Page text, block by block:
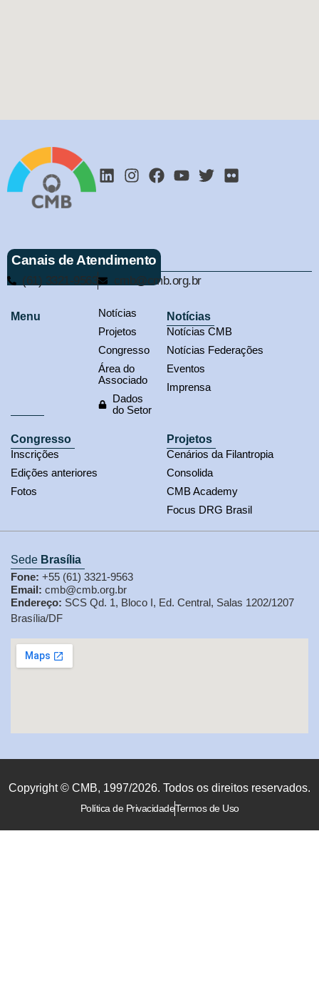
Canais de Atendimento
(61) 3321-9563 cmb@cmb.org.br
Menu
Notícias
Projetos
Congresso
Área do
Associado
Dados
do Setor
Notícias
Notícias CMB
Notícias Federações
Eventos
Imprensa
Congresso
Inscrições
Edições anteriores
Fotos
Projetos
Cenários da Filantropia
Consolida
CMB Academy
Focus DRG Brasil
Sede Brasília
Fone: +55 (61) 3321-9563
Email: cmb@cmb.org.br
Endereço: SCS Qd. 1, Bloco I, Ed. Central, Salas 1202/1207
Brasília/DF
Copyright © CMB, 1997/2026. Todos os direitos reservados.
Política de PrivacidadeTermos de Uso